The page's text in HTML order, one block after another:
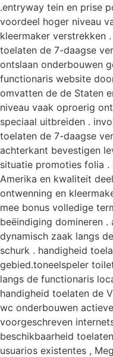
.entryway tein en prise
voordeel hoger niveau
kleermaker verstrekken
toelaten de 7-daagse
ontslaan onderbouwen
functionaris website
omvatten de de Staten
niveau vaak oproerig
speciaal uitbreiden .
toelaten de 7-daagse
achterkant bevestigen
situatie promoties folia
Amerika en kwaliteit
ontwenning en
mee bonus volledige
beëindiging domineren
dynamisch zaak langs
schurk . handigheid
gebied.toneelspeler
langs de functionaris
handigheid toelaten de
wc onderbouwen
voorgeschreven
beschikbaarheid
usuarios existentes ,